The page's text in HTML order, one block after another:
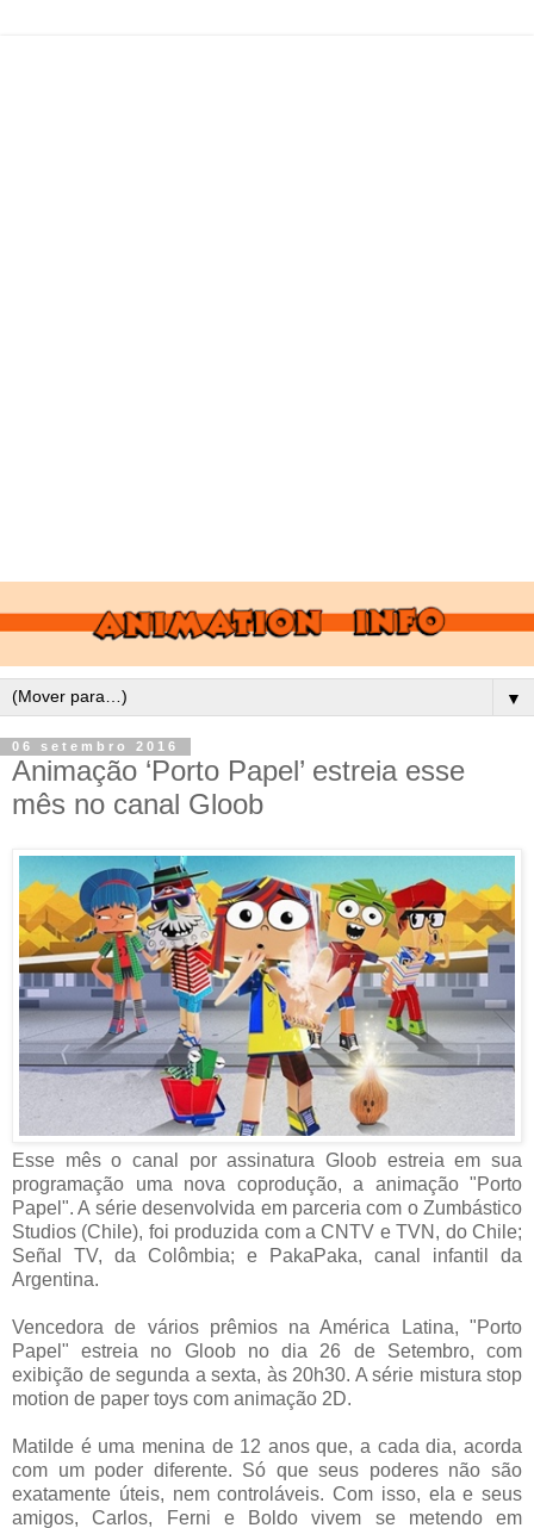
▼
06 setembro 2016
Animação ‘Porto Papel’ estreia esse
mês no canal Gloob
Esse mês o canal por assinatura Gloob estreia em sua
programação uma nova coprodução, a animação "Porto
Papel". A série desenvolvida em parceria com o Zumbástico
Studios (Chile), foi produzida com a CNTV e TVN, do Chile;
Señal TV, da Colômbia; e PakaPaka, canal infantil da
Argentina.
Vencedora de vários prêmios na América Latina, "Porto
Papel" estreia no Gloob no dia 26 de Setembro, com
exibição de segunda a sexta, às 20h30. A série mistura stop
motion de paper toys com animação 2D.
Matilde é uma menina de 12 anos que, a cada dia, acorda
com um poder diferente. Só que seus poderes não são
exatamente úteis, nem controláveis. Com isso, ela e seus
amigos, Carlos, Ferni e Boldo vivem se metendo em